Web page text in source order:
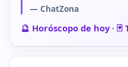
— ChatZona
🔮 Horóscopo de hoy· 🃏